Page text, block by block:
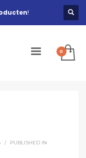
!
/ PUBLISHED IN